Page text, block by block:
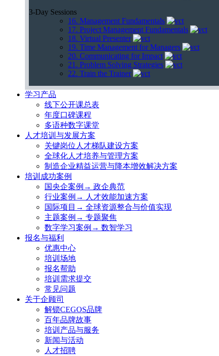
3-Day Sessions
16. Management Fundamentals
17. Project Management Fundamentals
18. Virtual Presenter
19. Time Management for Managers
20. Communicating for Impact
21. Problem Solving Strategies
22. Train the Trainer
学习产品
线下公开课总表
年度口碑课程
多语种数字课堂
人才培训与发展方案
关键岗位人才梯队建设方案
全球化人才培养与管理方案
制造企业精益运营与降本增效解决方案
培训成功案例
国央企案例→ 政企典范
行业案例→ 人才效能加速方案
国际项目→ 全球资源整合与价值实现
主题案例→ 专题聚焦
数字学习案例→ 数智学习
报名与福利
优惠中心
培训场地
报名帮助
培训需求提交
常见问题
关于企顾司
解锁CEGOS品牌
百年品牌故事
培训产品与服务
新闻与活动
人才招聘